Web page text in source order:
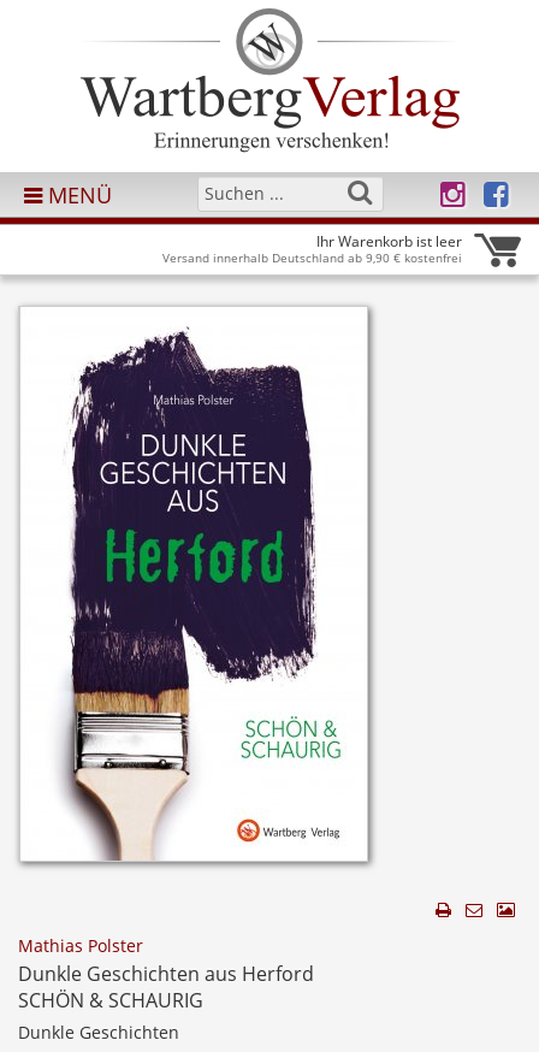
MENÜ
Ihr Warenkorb ist leer
Versand innerhalb Deutschland ab 9,90 € kostenfrei
Mathias Polster
Dunkle Geschichten aus Herford
SCHÖN & SCHAURIG
Dunkle Geschichten